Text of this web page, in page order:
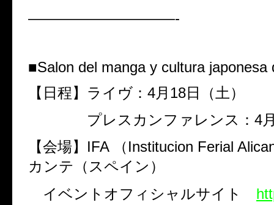
——————————-
■Salon del manga y cultura japonesa
【日程】ライヴ： 4月 18日（土）
プレスカンファレンス： 4
【会場】 IFA （Institucion Ferial
カンテ（スペイン）
イベントオフィシャルサイト